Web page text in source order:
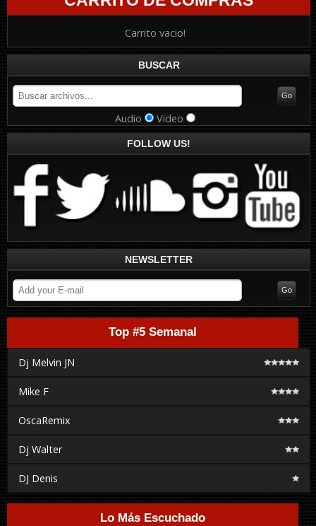
Carrito vacio!
BUSCAR
Audio Video
FOLLOW US!
NEWSLETTER
Top #5 Semanal
Dj Melvin JN
Mike F
OscaRemix
Dj Walter
DJ Denis
Lo Más Escuchado